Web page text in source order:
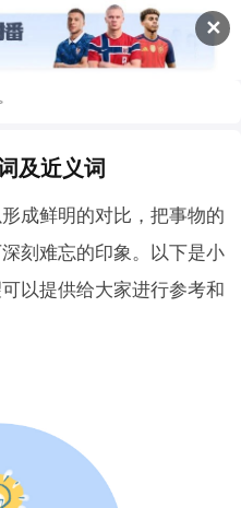
✕
及近义词
成鲜明的对比，把事物的
刻难忘的印象。以下是小
以提供给大家进行参考和